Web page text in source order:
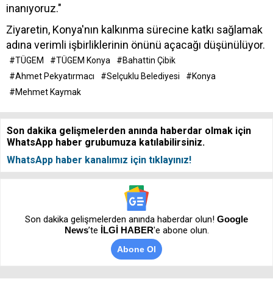
inanıyoruz."
Ziyaretin, Konya'nın kalkınma sürecine katkı sağlamak
adına verimli işbirliklerinin önünü açacağı düşünülüyor.
#TÜGEM #TÜGEM Konya
#Bahattin Çibik
#Ahmet Pekyatırmacı
#Selçuklu Belediyesi
#Konya
#Mehmet Kaymak
Son dakika gelişmelerden anında haberdar olmak için
WhatsApp haber grubumuza katılabilirsiniz.
WhatsApp haber kanalımız için tıklayınız!
Son dakika gelişmelerden anında haberdar olun! Google
News’te İLGİ HABER'e abone olun.
Abone Ol